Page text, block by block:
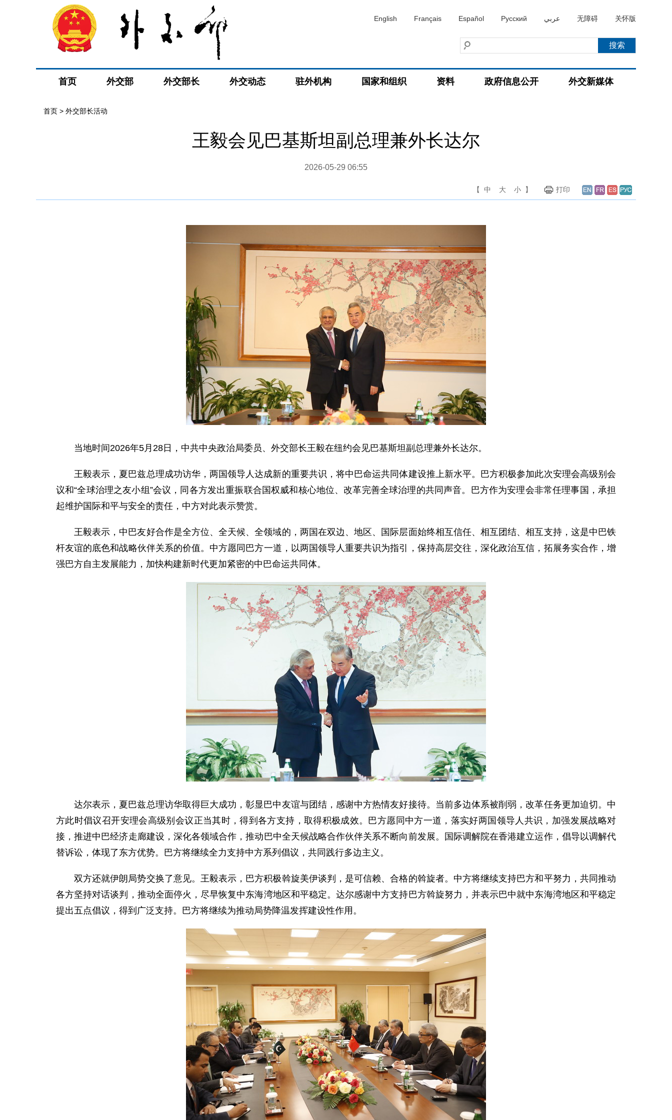
English Français Español Русский عربي 无障碍 关怀版
首页 外交部 外交部长 外交动态 驻外机构 国家和组织 资料 政府信息公开 外交新媒体
首页 > 外交部长活动
王毅会见巴基斯坦副总理兼外长达尔
2026-05-29 06:55
【 中 大 小 】 打印
当地时间2026年5月28日，中共中央政治局委员、外交部长王毅在纽约会见巴基斯坦副总理兼外长达尔。
王毅表示，夏巴兹总理成功访华，两国领导人达成新的重要共识，将中巴命运共同体建设推上新水平。巴方积极参加此次安理会高级别会
议和“全球治理之友小组”会议，同各方发出重振联合国权威和核心地位、改革完善全球治理的共同声音。巴方作为安理会非常任理事国，承担
起维护国际和平与安全的责任，中方对此表示赞赏。
王毅表示，中巴友好合作是全方位、全天候、全领域的，两国在双边、地区、国际层面始终相互信任、相互团结、相互支持，这是中巴铁
杆友谊的底色和战略伙伴关系的价值。中方愿同巴方一道，以两国领导人重要共识为指引，保持高层交往，深化政治互信，拓展务实合作，增
强巴方自主发展能力，加快构建新时代更加紧密的中巴命运共同体。
达尔表示，夏巴兹总理访华取得巨大成功，彰显巴中友谊与团结，感谢中方热情友好接待。当前多边体系被削弱，改革任务更加迫切。中
方此时倡议召开安理会高级别会议正当其时，得到各方支持，取得积极成效。巴方愿同中方一道，落实好两国领导人共识，加强发展战略对
接，推进中巴经济走廊建设，深化各领域合作，推动巴中全天候战略合作伙伴关系不断向前发展。国际调解院在香港建立运作，倡导以调解代
替诉讼，体现了东方优势。巴方将继续全力支持中方系列倡议，共同践行多边主义。
双方还就伊朗局势交换了意见。王毅表示，巴方积极斡旋美伊谈判，是可信赖、合格的斡旋者。中方将继续支持巴方和平努力，共同推动
各方坚持对话谈判，推动全面停火，尽早恢复中东海湾地区和平稳定。达尔感谢中方支持巴方斡旋努力，并表示巴中就中东海湾地区和平稳定
提出五点倡议，得到广泛支持。巴方将继续为推动局势降温发挥建设性作用。